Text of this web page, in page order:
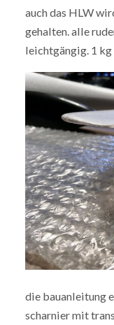
auch das HLW
gehalten. alle
leichtgängig. 1
die bauanleitung
scharnier mit